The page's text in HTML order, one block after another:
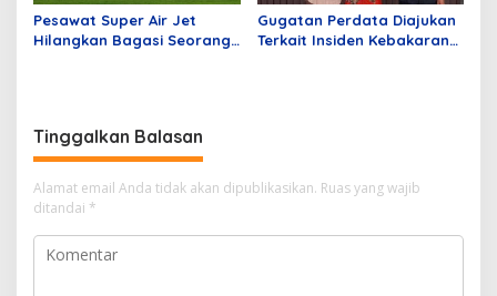
Pesawat Super Air Jet
Hilangkan Bagasi Seorang
Gugatan Perdata Diajukan
Terkait Insiden Kebakaran
Tinggalkan Balasan
Alamat email Anda tidak akan dipublikasikan. Ruas yang wajib
ditandai *